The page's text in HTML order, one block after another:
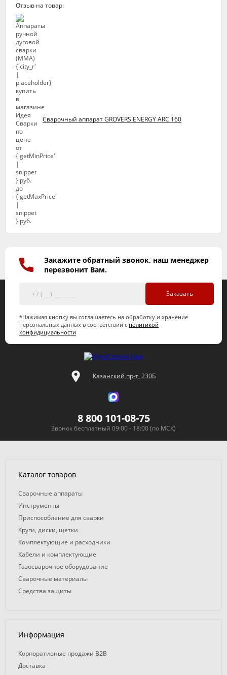
Отзыв на товар:
Сварочный аппарат GROVERS ENERGY ARC 160
Закажите обратный звонок, наш менеджер
перезвонит Вам.
Заказать
*Нажимая кнопку вы соглашаетесь на обработку и хранение
персональных данных в соответствии с политикой
конфидициальности
Казанский пр-т, 230Б
8 800 101-08-75
Звонок бесплатный 09:00 - 18:00 (по МСК)
Каталог товаров
Сварочные аппараты
Инструменты
Приспособление для сварки
Круги, диски, щетки
Комплектующие и расходники
Кабели и комплектующие
Газосварочное оборудование
Сварочные материалы
Средства защиты
Информация
Корпоративные продажи B2B
Доставка